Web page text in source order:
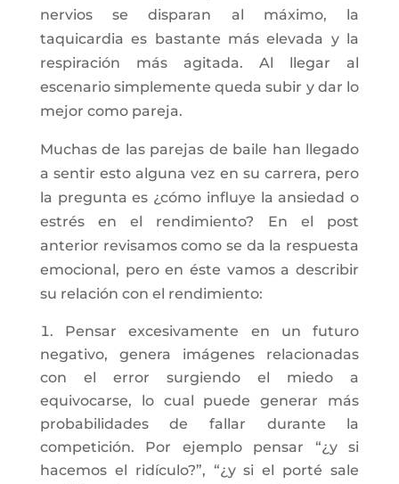
nervios se disparan al máximo, la
taquicardia es bastante más elevada y la
respiración más agitada. Al llegar al
escenario simplemente queda subir y dar lo
mejor como pareja.
Muchas de las parejas de baile han llegado
a sentir esto alguna vez en su carrera, pero
la pregunta es ¿cómo influye la ansiedad o
estrés en el rendimiento? En el post
anterior revisamos como se da la respuesta
emocional, pero en éste vamos a describir
su relación con el rendimiento:
Pensar excesivamente en un futuro
negativo, genera imágenes relacionadas
con el error surgiendo el miedo a
equivocarse, lo cual puede generar más
probabilidades de fallar durante la
competición. Por ejemplo pensar “¿y si
hacemos el ridículo?”, “¿y si el porté sale